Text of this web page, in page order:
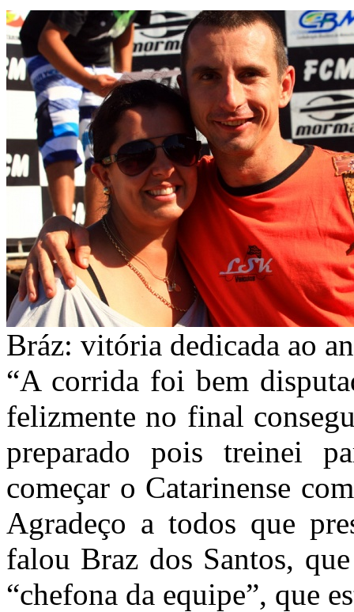
Bráz: vitória dedicada ao
“A corrida foi bem
felizmente no final
preparado pois treinei
começar o Catarinense
Agradeço a todos que
falou Braz dos Santos,
“chefona da equipe”, que